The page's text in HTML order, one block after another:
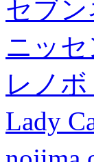
セブ
ニッ
レノ
Lady